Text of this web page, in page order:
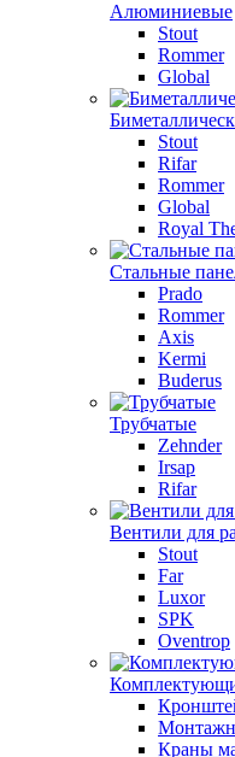
Алюминиевые
Stout
Rommer
Global
Stout
Rifar
Rommer
Global
Royal
Стальные
Prado
Rommer
Axis
Kermi
Buderus
Трубчатые
Zehnder
Irsap
Rifar
Вентили для
Stout
Far
Luxor
SPK
Oventrop
Краны